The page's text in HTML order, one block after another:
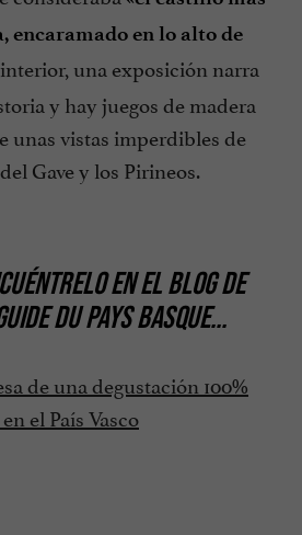
encaramado en lo alto de
una exposición narra
y hay juegos de madera
unas vistas imperdibles de
Gave y los Pirineos.
ENEL BLOG DE
DU PAYS BASQUE...
de una degustación 100%
el País Vasco